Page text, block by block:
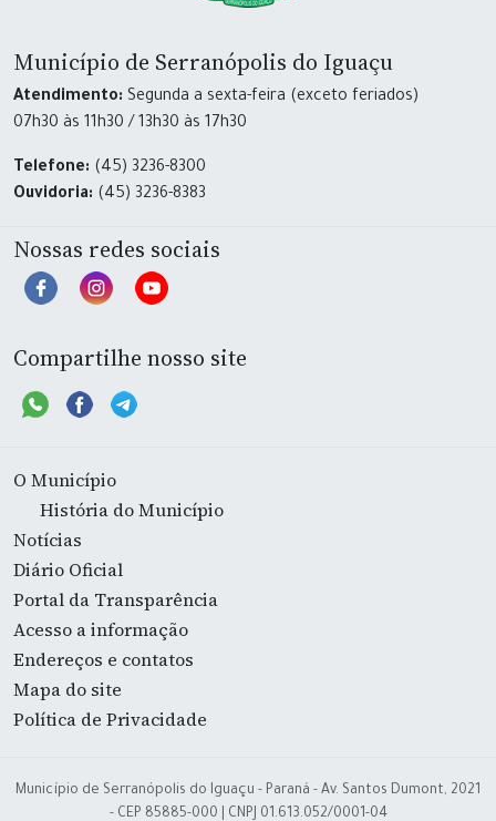
Município de Serranópolis do Iguaçu
Atendimento: Segunda a sexta-feira (exceto feriados)
07h30 às 11h30 / 13h30 às 17h30
Telefone: (45) 3236-8300
Ouvidoria: (45) 3236-8383
Nossas redes sociais
Compartilhe nosso site
O Município
História do Município
Notícias
Diário Oficial
Portal da Transparência
Acesso a informação
Endereços e contatos
Mapa do site
Política de Privacidade
Município de Serranópolis do Iguaçu - Paraná - Av. Santos Dumont, 2021
- CEP 85885-000 | CNPJ 01.613.052/0001-04